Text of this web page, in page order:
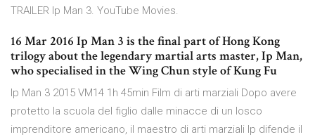
TRAILER Ip Man 3. YouTube Movies.
16 Mar 2016 Ip Man 3 is the final part of Hong Kong
trilogy about the legendary martial arts master, Ip Man,
who specialised in the Wing Chun style of Kung Fu
Ip Man 3 2015 VM14 1h 45min Film di arti marziali Dopo avere
protetto la scuola del figlio dalle minacce di un losco
imprenditore americano, il maestro di arti marziali Ip difende il